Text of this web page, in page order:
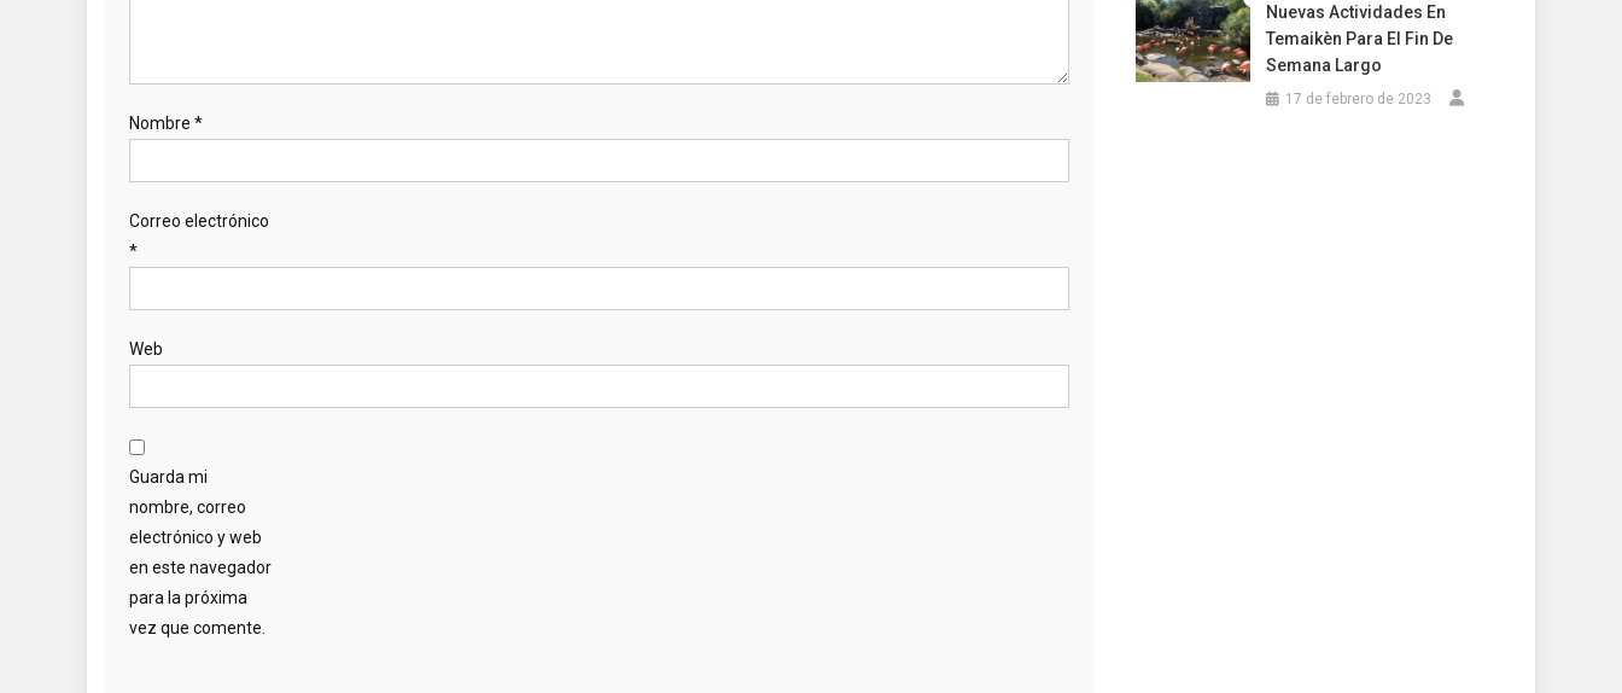
Nombre *
Correo electrónico
*
Web
Guarda mi
nombre, correo
electrónico y web
en este navegador
para la próxima
vez que comente.
Nuevas Actividades En
Temaikèn Para El Fin De
Semana Largo
17 de febrero de 2023